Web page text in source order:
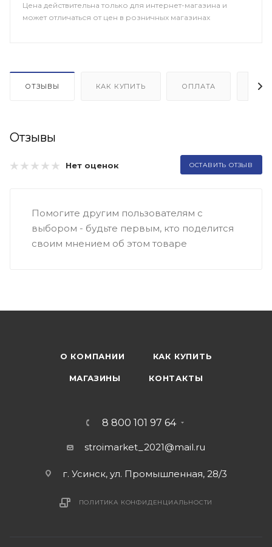
Цена действительна только для интернет-магазина и
может отличаться от цен в розничных магазинах
ОТЗЫВЫ КАК КУПИТЬ ОПЛАТА
Отзывы
Нет оценок ОСТАВИТЬ ОТЗЫВ
Помогите другим пользователям с
выбором - будьте первым, кто поделится
своим мнением об этом товаре
О КОМПАНИИ КАК КУПИТЬ
МАГАЗИНЫ КОНТАКТЫ
8 800 101 97 64
stroimarket_2021@mail.ru
г. Усинск, ул. Промышленная, 28/3
ПОЛИТИКА КОНФИДЕНЦИАЛЬНОСТИ